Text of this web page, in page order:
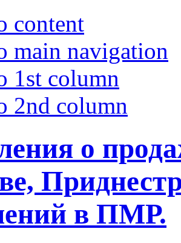
content
main navigation
1st column
2nd column
о
в ПМР.